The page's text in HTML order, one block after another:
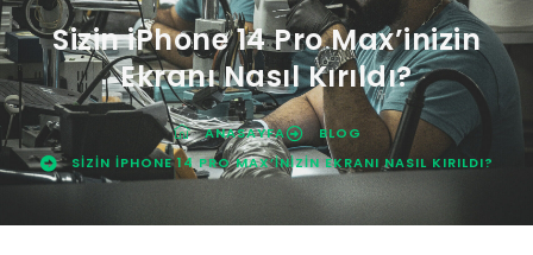
Sizin iPhone 14 Pro Max’inizin
Ekranı Nasıl Kırıldı?
ANASAYFA
BLOG
SIZIN IPHONE 14 PRO MAX’INIZIN EKRANI NASIL KIRILDI?